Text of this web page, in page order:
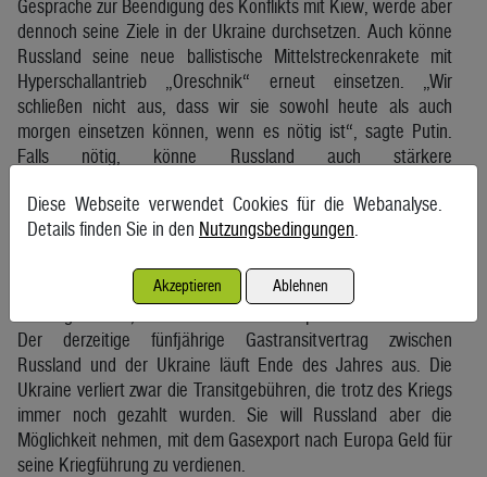
Gespräche zur Beendigung des Konflikts mit Kiew, werde aber
dennoch seine Ziele in der Ukraine durchsetzen. Auch könne
Russland seine neue ballistische Mittelstreckenrakete mit
Hyperschallantrieb „Oreschnik“ erneut einsetzen. „Wir
schließen nicht aus, dass wir sie sowohl heute als auch
morgen einsetzen können, wenn es nötig ist“, sagte Putin.
Falls nötig, könne Russland auch stärkere
Putin gab der Ukraine die Schuld für ihre Weigerung, das
Abkommen zu verlängern, das Gas in die Slowakei,
Tschechien und Österreich liefert. „Sie haben angekündigt,
dass sie den Vertrag nicht verlängern werden“, sagte Putin
Der derzeitige fünfjährige Gastransitvertrag zwischen
Russland und der Ukraine läuft Ende des Jahres aus. Die
Ukraine verliert zwar die Transitgebühren, die trotz des Kriegs
immer noch gezahlt wurden. Sie will Russland aber die
Möglichkeit nehmen, mit dem Gasexport nach Europa Geld für
seine Kriegführung zu verdienen.
Diese Webseite verwendet Cookies für die Webanalyse.
Details finden Sie in den Nutzungsbedingungen.
Akzeptieren Ablehnen